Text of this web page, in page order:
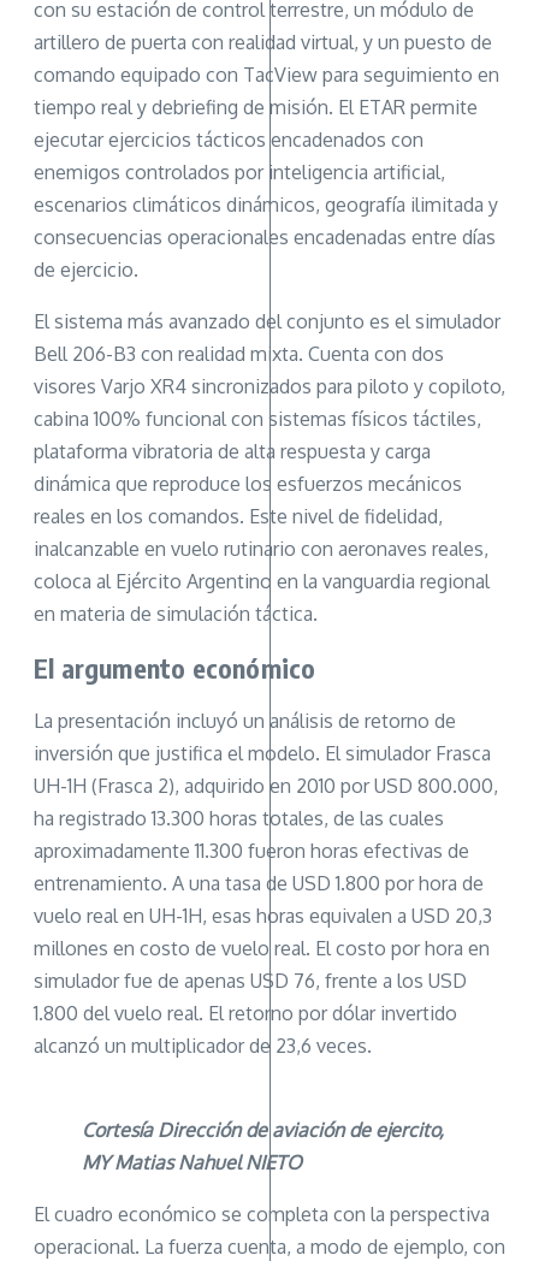
con su estación de control terrestre, un módulo de
artillero de puerta con realidad virtual, y un puesto de
comando equipado con TacView para seguimiento en
tiempo real y debriefing de misión. El ETAR permite
ejecutar ejercicios tácticos encadenados con
enemigos controlados por inteligencia artificial,
escenarios climáticos dinámicos, geografía ilimitada y
consecuencias operacionales encadenadas entre días
de ejercicio.
El sistema más avanzado del conjunto es el simulador
Bell 206-B3 con realidad mixta. Cuenta con dos
visores Varjo XR4 sincronizados para piloto y copiloto,
cabina 100% funcional con sistemas físicos táctiles,
plataforma vibratoria de alta respuesta y carga
dinámica que reproduce los esfuerzos mecánicos
reales en los comandos. Este nivel de fidelidad,
inalcanzable en vuelo rutinario con aeronaves reales,
coloca al Ejército Argentino en la vanguardia regional
en materia de simulación táctica.
El argumento económico
La presentación incluyó un análisis de retorno de
inversión que justifica el modelo. El simulador Frasca
UH-1H (Frasca 2), adquirido en 2010 por USD 800.000,
ha registrado 13.300 horas totales, de las cuales
aproximadamente 11.300 fueron horas efectivas de
entrenamiento. A una tasa de USD 1.800 por hora de
vuelo real en UH-1H, esas horas equivalen a USD 20,3
millones en costo de vuelo real. El costo por hora en
simulador fue de apenas USD 76, frente a los USD
1.800 del vuelo real. El retorno por dólar invertido
alcanzó un multiplicador de 23,6 veces.
Cortesía Dirección de aviación de ejercito,
MY Matias Nahuel NIETO
El cuadro económico se completa con la perspectiva
operacional. La fuerza cuenta, a modo de ejemplo, con